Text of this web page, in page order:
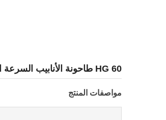
HG 60 طاحونة الأنابيب السرعة السريعة حلقة الشكل ERW
مواصفات المنتج